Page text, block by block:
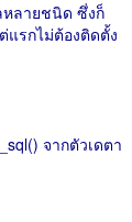
หลายชนิด ซึ่งก็
แรกไม่ต้องติดตั้ง
จากตัวเดตา